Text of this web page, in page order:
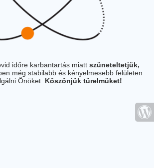
időre karbantartás miatt szüneteltetjük,
még stabilabb és kényelmesebb felületen
Önöket. Köszönjük türelmüket!